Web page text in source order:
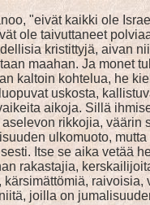
"eivät kaikki ole
ole taivuttaneet
kristittyjä, aivan
maahan. Ja monet
kaltoin kohtelua, he
uskosta,
aikoja. Sillä
rikkojia,
ulkomuoto,
Itse se aika vetää
rakastajia,
joilla on